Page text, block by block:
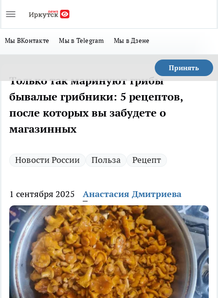
Мы ВКонтакте Мы в Telegram Мы в Дзене
Принять
Только так маринуют грибы
бывалые грибники: 5 рецептов,
после которых вы забудете о
магазинных
Новости России Польза Рецепт
1 сентября 2025 Анастасия Дмитриева